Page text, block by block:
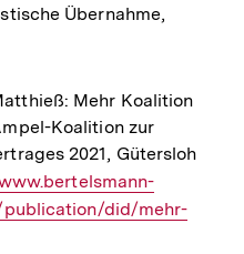
Übernahme,
Mehr Koalition
Koalition zur
2021, Gütersloh
did/mehr-